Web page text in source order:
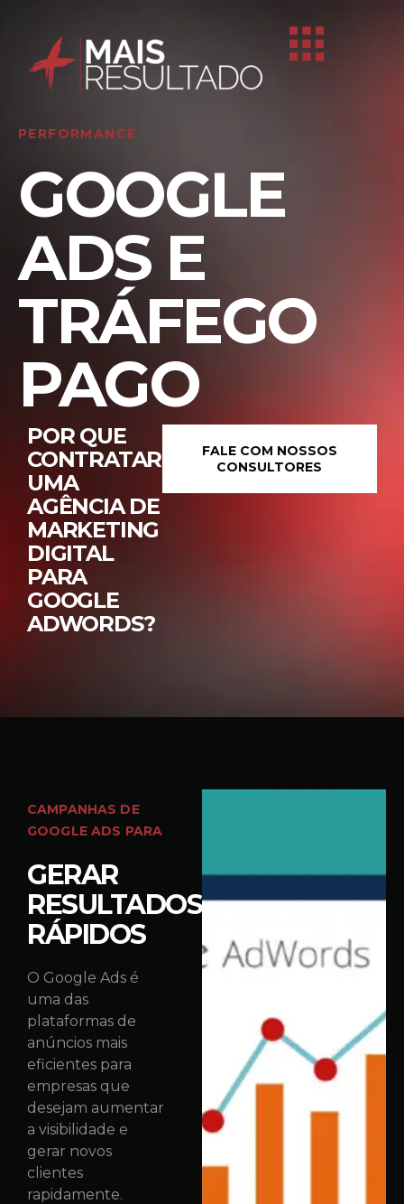
PERFORMANCE
GOOGLE
ADS E
TRÁFEGO
PAGO
POR QUE
CONTRATAR
UMA
AGÊNCIA DE
MARKETING
DIGITAL
PARA
GOOGLE
ADWORDS?
FALE COM NOSSOS
CONSULTORES
CAMPANHAS DE
GOOGLE ADS PARA
GERAR
RESULTADOS
RÁPIDOS
O Google Ads é
uma das
plataformas de
anúncios mais
eficientes para
empresas que
desejam aumentar
a visibilidade e
gerar novos
clientes
rapidamente.